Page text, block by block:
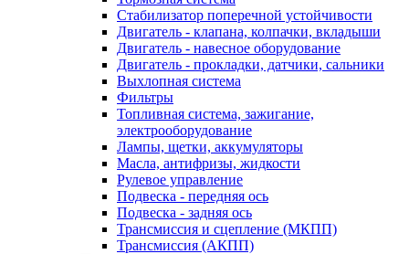
Стабилизатор поперечной устойчивости
Двигатель - клапана, колпачки, вкладыши
Двигатель - навесное оборудование
Двигатель - прокладки, датчики, сальники
Выхлопная система
Фильтры
Топливная система, зажигание,
электрооборудование
Лампы, щетки, аккумуляторы
Масла, антифризы, жидкости
Рулевое управление
Подвеска - передняя ось
Подвеска - задняя ось
Трансмиссия и сцепление (МКПП)
Трансмиссия (АКПП)